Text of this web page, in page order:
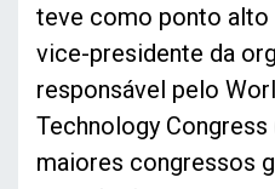
teve como ponto alto
vice-presidente da
responsável pelo
Technology Congress
maiores congressos